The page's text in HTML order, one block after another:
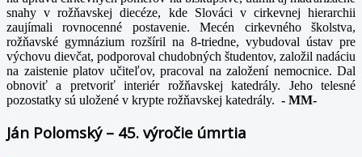
snahy v rožňavskej diecéze, kde Slováci v cirkevnej hierarchii
zaujímali rovnocenné postavenie. Mecén cirkevného školstva,
rožňavské gymnázium rozšíril na 8-triedne, vybudoval ústav pre
výchovu dievčat, podporoval chudobných študentov, založil nadáciu
na zaistenie platov učiteľov, pracoval na založení nemocnice. Dal
obnoviť a pretvoriť interiér rožňavskej katedrály. Jeho telesné
pozostatky sú uložené v krypte rožňavskej katedrály. - MM-
Ján Polomský – 45. výročie úmrtia